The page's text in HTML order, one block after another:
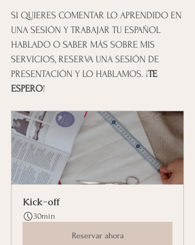
SI QUIERES COMENTAR LO APRENDIDO EN
UNA SESIÓN Y TRABAJAR TU ESPAÑOL
HABLADO O SABER MÁS SOBRE MIS
SERVICIOS, RESERVA UNA SESIÓN DE
PRESENTACIÓN Y LO HABLAMOS. ¡TE
ESPERO!
Kick-off
30min
Reservar ahora